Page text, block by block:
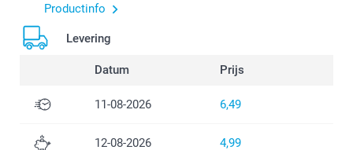
Productinfo
Levering
Datum Prijs
11-08-2026 6,49
12-08-2026 4,99